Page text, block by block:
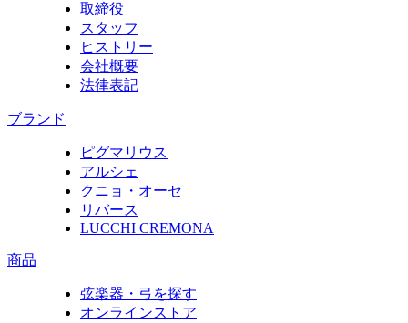
取締役
スタッフ
ヒストリー
会社概要
法律表記
ブランド
ピグマリウス
アルシェ
クニョ・オーセ
リバース
LUCCHI CREMONA
商品
弦楽器・弓を探す
オンラインストア